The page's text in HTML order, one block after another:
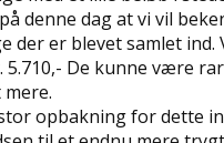
denne dag at vi vil
der er blevet samlet ind.
5.710,- De kunne være
opbakning for dette